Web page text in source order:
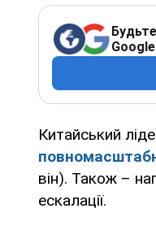
Google
Китайський
він). Також –
ескалації.